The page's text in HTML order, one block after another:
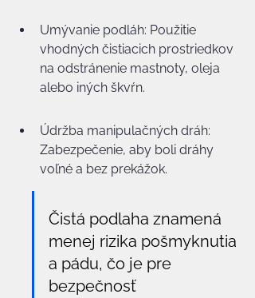
Umývanie podláh: Použitie
vhodných čistiacich prostriedkov
na odstránenie mastnoty, oleja
alebo iných škvŕn.
Údržba manipulačných dráh:
Zabezpečenie, aby boli dráhy
voľné a bez prekážok.
Čistá podlaha znamená
menej rizika pošmyknutia
a pádu, čo je pre
bezpečnosť